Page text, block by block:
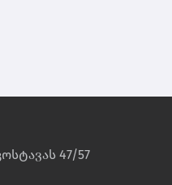
47/57